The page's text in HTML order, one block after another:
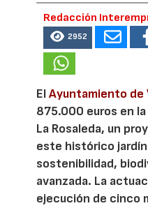
Redacción
2952
ElAyuntamiento de
875.000 euros en
La Rosaleda, un
este histórico
sostenibilidad,
avanzada. La
ejecución de cinco